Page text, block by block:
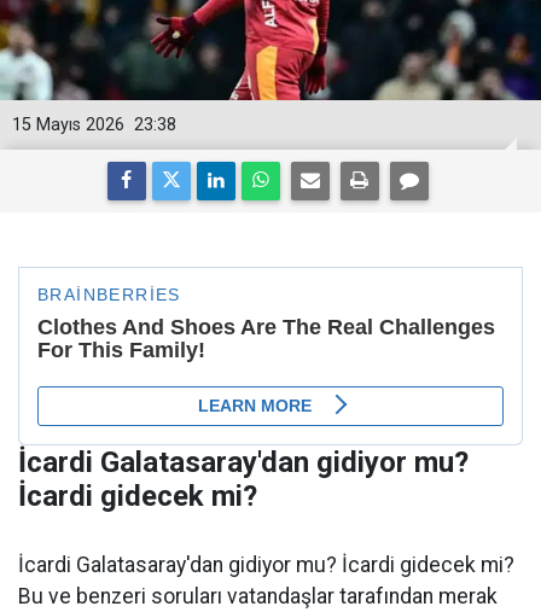
23:38
15 Mayıs 2026
İcardi Galatasaray'dan gidiyor mu?
İcardi gidecek mi?
İcardi Galatasaray'dan gidiyor mu? İcardi gidecek mi?
Bu ve benzeri soruları vatandaşlar tarafından merak